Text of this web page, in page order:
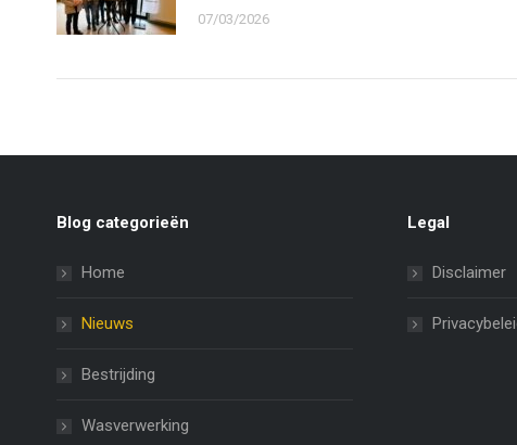
07/03/2026
Blog categorieën
Home
Nieuws
Bestrijding
Wasverwerking
Legal
Disclaimer